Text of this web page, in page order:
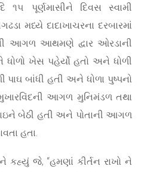
પૂર્ણમાસીને દિવસ સ્વામી
મધ્યે દાદાખાચરના દરબારમાં
આગળ આથમણે દ્વાર ઓરડાની
ખેસ પહેર્યો હતો અને ધોળી
બાંધી હતી અને ધોળા પુષ્પનો
આગળ મુનિમંડળ તથા
બેઠી હતી અને પોતાની આગળ
હતા.
કહ્યું જે, “હમણાં કીર્તન રાખો ને